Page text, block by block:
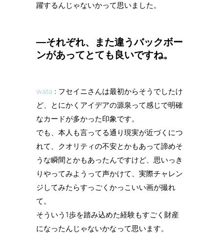
躍するんじゃないかって思いました。
—それぞれ、また違うバックボー
ンがあってとても良いですね。
wata : フセイニさんは最初からそうでしたけ
ど、とにかくアイデアの源泉って感じで明確
なカードが多かった印象です。
でも、本人も言ってる通り現実が近づくにつ
れて、クオリティの不安とかもあって諦めそ
うな瞬間とかもあったんですけど、思いっき
りやってみようって声かけて、実際チャレン
ジしてみたらすっごくかっこいい画が撮れ
て。
そういう1歩を踏み込めた経験もすごく財産
になったんじゃないかなって思います。